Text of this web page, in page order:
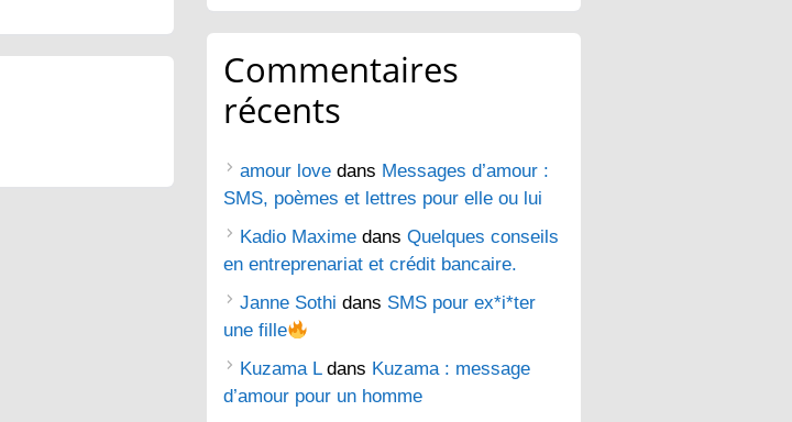
Commentaires
récents
amour love dans Messages d’amour :
SMS, poèmes et lettres pour elle ou lui
Kadio Maxime dans Quelques conseils
en entreprenariat et crédit bancaire.
Janne Sothi dans SMS pour ex*i*ter
une fille
Kuzama Ldans Kuzama : message
d’amour pour un homme